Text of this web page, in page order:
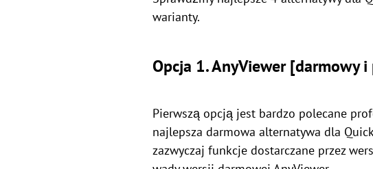
warianty.
Opcja 1. AnyViewer [darmowy i
Pierwszą opcją jest bardzo polecane
najlepsza darmowa alternatywa dla
zazwyczaj funkcje dostarczane przez